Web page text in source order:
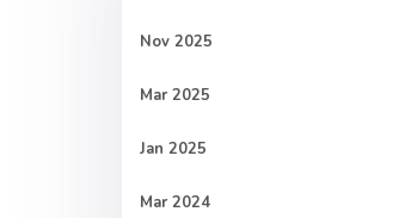
Nov 2025
Mar 2025
Jan 2025
Mar 2024